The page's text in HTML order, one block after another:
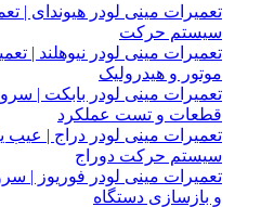
تعمیرات مینی لودر هیوندای |
سیستم حرکت
تعمیرات مینی لودر نیوهلند |
موتور و هیدرولیک
تعمیرات مینی لودر بابکت |
قطعات و تست عملکرد
تعمیرات مینی لودر دراج | عیب
سیستم حرکت دوراج
تعمیرات مینی لودر فوریوز |
و بازسازی دستگاه